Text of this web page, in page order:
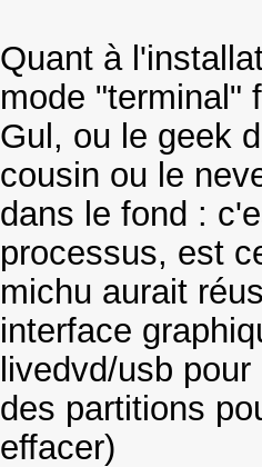
Quant à
mode "terminal"
Gul, ou le geek
cousin ou le
dans le fond :
processus, est
michu aurait
interface
livedvd/usb
des partitions
effacer)